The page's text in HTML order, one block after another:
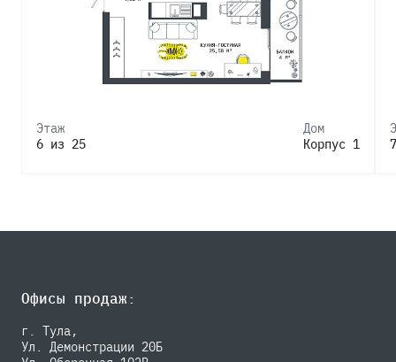
Этаж
6 из 25
Дом
Корпус 1
Офисы продаж:
г. Тула,
Ул. Демонстрации 20Б